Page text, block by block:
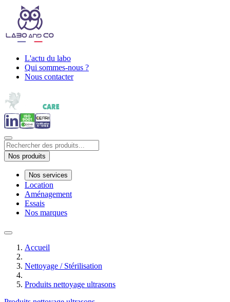
L'actu du labo
Qui sommes-nous ?
Nous contacter
Nos produits
Nos services
Location
Aménagement
Essais
Nos marques
Accueil
Nettoyage / Stérilisation
Produits nettoyage ultrasons